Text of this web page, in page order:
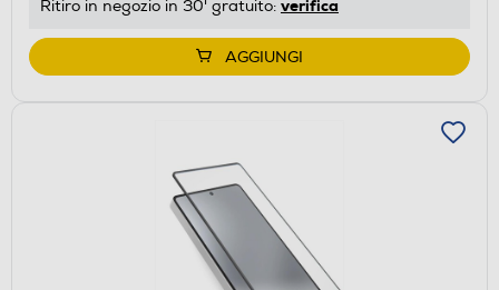
Ritiro in negozio in 30' gratuito: verifica
AGGIUNGI